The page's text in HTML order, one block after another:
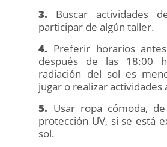
3. Buscar actividades
participar de algún taller.
4. Preferir horarios
después de las 18:00
radiación del sol es
jugar o realizar actividades
5. Usar ropa cómoda,
protección UV, si se está
sol.